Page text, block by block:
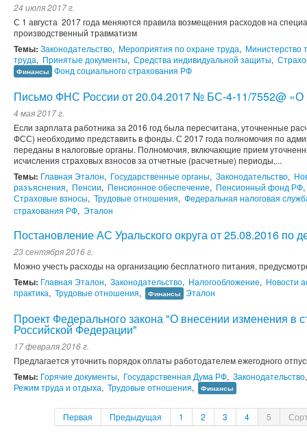
24 июля 2017 г.
С 1 августа 2017 года меняются правила возмещения расходов на
производственный травматизм
Темы: Законодательство, Мероприятия по охране труда, Министерство
труда, Принятые документы, Средства индивидуальной защиты,
Финансы Фонд социального страхования РФ
Письмо ФНС России от 20.04.2017 № БС-4-11/7552@ «О
4 мая 2017 г.
Если зарплата работника за 2016 год была пересчитана, уточненные
ФСС) необходимо представить в фонды. С 2017 года полномочия по
переданы в налоговые органы. Полномочия, включающие прием
исчисления страховых взносов за отчетные (расчетные) периоды,...
Темы: Главная Эталон, Государственные органы, Законодательство,
разъяснения, Пенсии, Пенсионное обеспечение, Пенсионный фонд РФ,
Страховые взносы, Трудовые отношения, Федеральная налоговая
страхования РФ, Эталон
Постановление АС Уральского округа от 25.08.2016 по
23 сентября 2016 г.
Можно учесть расходы на организацию бесплатного питания,
Темы: Главная Эталон, Законодательство, Налогообложение, Новости
практика, Трудовые отношения, Финансы Эталон
Проект Федерального закона "О внесении изменения в
Российской Федерации"
17 февраля 2016 г.
Предлагается уточнить порядок оплаты работодателем ежегодного
Темы: Горячие документы, Государственная Дума РФ, Законодательство
Режим труда и отдыха, Трудовые отношения, Финансы
Первая Предыдущая 1 2 3 4 5